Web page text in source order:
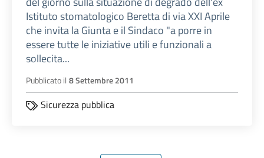
Istituto stomatologico Beretta di via XXI Aprile
che invita la Giunta e il Sindaco "a porre in
essere tutte le iniziative utili e funzionali a
sollecita...
Pubblicato il 8 Settembre 2011
Sicurezza pubblica